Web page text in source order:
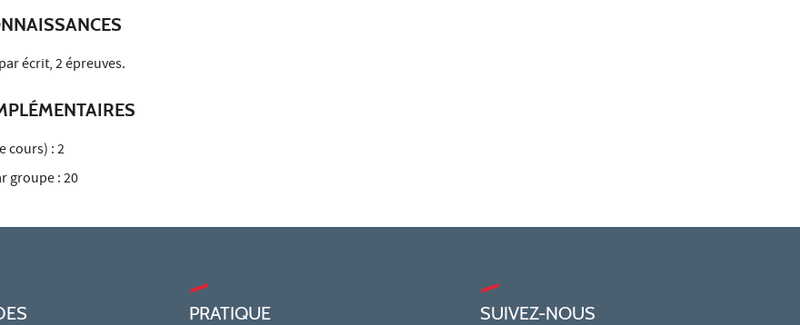
écrit, 2 épreuves.
cours) : 2
groupe : 20
PRATIQUE SUIVEZ-NOUS